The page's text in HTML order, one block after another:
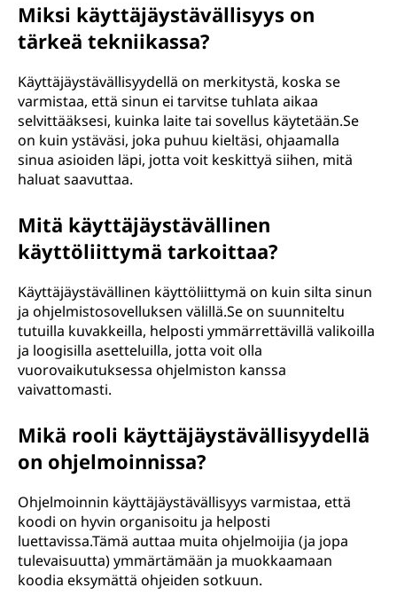
Miksi käyttäjäystävällisyys on
tärkeä tekniikassa?
Käyttäjäystävällisyydellä on merkitystä, koska se
varmistaa, että sinun ei tarvitse tuhlata aikaa
selvittääksesi, kuinka laite tai sovellus käytetään.Se
on kuin ystäväsi, joka puhuu kieltäsi, ohjaamalla
sinua asioiden läpi, jotta voit keskittyä siihen, mitä
haluat saavuttaa.
Mitä käyttäjäystävällinen
käyttöliittymä tarkoittaa?
Käyttäjäystävällinen käyttöliittymä on kuin silta sinun
ja ohjelmistosovelluksen välillä.Se on suunniteltu
tutuilla kuvakkeilla, helposti ymmärrettävillä valikoilla
ja loogisilla asetteluilla, jotta voit olla
vuorovaikutuksessa ohjelmiston kanssa
vaivattomasti.
Mikä rooli käyttäjäystävällisyydellä
on ohjelmoinnissa?
Ohjelmoinnin käyttäjäystävällisyys varmistaa, että
koodi on hyvin organisoitu ja helposti
luettavissa.Tämä auttaa muita ohjelmoijia (ja jopa
tulevaisuutta) ymmärtämään ja muokkaamaan
koodia eksymättä ohjeiden sotkuun.